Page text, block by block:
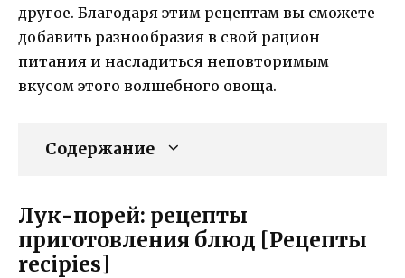
другое. Благодаря этим рецептам вы сможете
добавить разнообразия в свой рацион
питания и насладиться неповторимым
вкусом этого волшебного овоща.
Содержание
Лук-порей: рецепты
приготовления блюд [Рецепты
recipies]